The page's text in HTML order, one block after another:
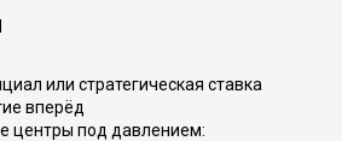
или стратегическая ставка
вперёд
центры под давлением: